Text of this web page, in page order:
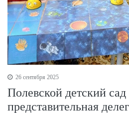
26 сентября 2025
Полевской детский сад
представительная